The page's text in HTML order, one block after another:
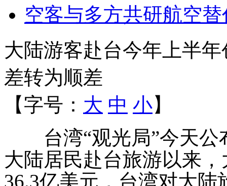
空客与多方共研航空
大陆游客赴台今年上半
差转为顺差
【字号： 大 中 小】
台湾“观光局”今天公
大陆居民赴台旅游以来
36.3亿美元，台湾对大陆